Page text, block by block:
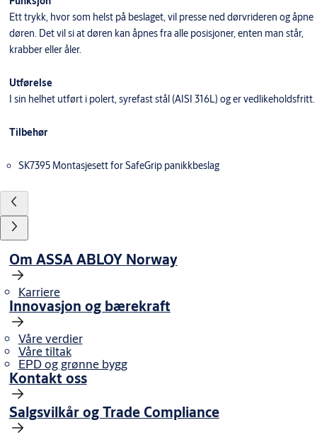
Ett trykk, hvor som helst på beslaget, vil presse ned dørvrideren og åpne
døren. Det vil si at døren kan åpnes fra alle posisjoner, enten man står,
krabber eller åler.
Utførelse
I sin helhet utført i polert, syrefast stål (AISI 316L) og er vedlikeholdsfritt.
Tilbehør
SK7395 Montasjesett for SafeGrip panikkbeslag
Om ASSA ABLOY Norway
Karriere
Innovasjon og bærekraft
Våre verdier
Våre tiltak
EPD og grønne bygg
Kontakt oss
Salgsvilkår og Trade Compliance